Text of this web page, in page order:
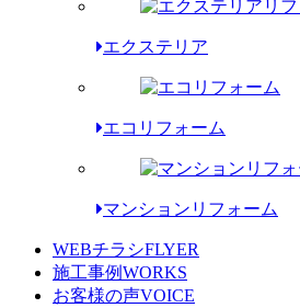
エクステリア
エコリフォーム
マンションリフォーム
WEBチラシFLYER
施工事例WORKS
お客様の声VOICE